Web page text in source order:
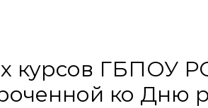
курсов ГБПОУ
ко Дню